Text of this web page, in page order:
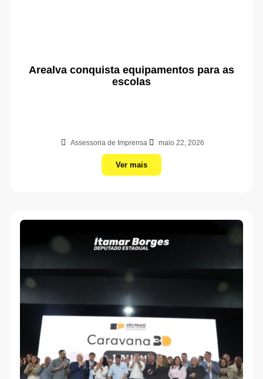
Arealva conquista equipamentos para as
escolas
Assessoria de Imprensa maio 22, 2026
Ver mais